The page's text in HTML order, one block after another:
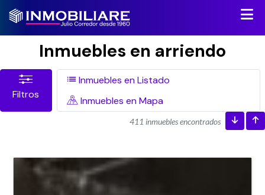
Inmuebles en arriendo
Filtros
Inmuebles en Listado
Inmuebles en Mapa
411 inmuebles encontrados